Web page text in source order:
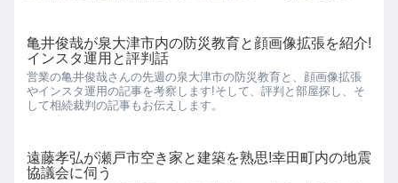
亀井俊哉が泉大津市内の防災教育と顔画像拡張を紹介!
インスタ運用と評判話
営業の亀井俊哉さんの先週の泉大津市の防災教育と、顔画像拡張
やインスタ運用の記事を考察します!そして、評判と部屋探し、そ
して相続裁判の記事もお伝えします。
遠藤孝弘が瀬戸市空き家と建築を熟思!幸田町内の地震
協議会に伺う